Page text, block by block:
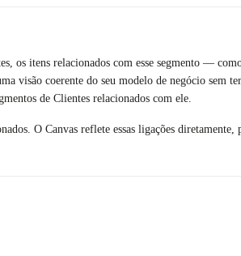
os itens relacionados com esse segmento —
visão coerente do seu modelo de negócio sem
de Clientes relacionados com ele.
O Canvas reflete essas ligações diretamente,